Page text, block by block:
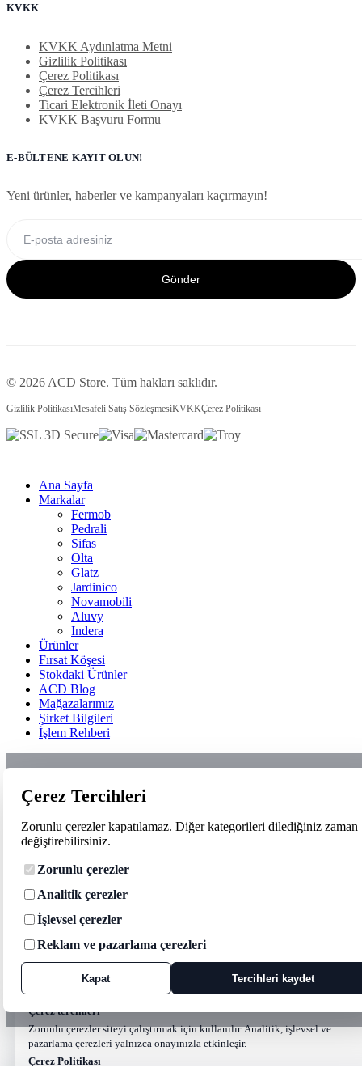
KVKK
KVKK Aydınlatma Metni
Gizlilik Politikası
Çerez Politikası
Çerez Tercihleri
Ticari Elektronik İleti Onayı
KVKK Başvuru Formu
E-BÜLTENE KAYIT OLUN!
Yeni ürünler, haberler ve kampanyaları kaçırmayın!
Gönder
© 2026 ACD Store. Tüm hakları saklıdır.
Gizlilik PolitikasıMesafeli Satış SözleşmesiKVKKÇerez Politikası
Ana Sayfa
Markalar
Fermob
Pedrali
Sifas
Olta
Glatz
Jardinico
Novamobili
Aluvy
Indera
Ürünler
Fırsat Köşesi
Stokdaki Ürünler
ACD Blog
Mağazalarımız
Şirket Bilgileri
İşlem Rehberi
Çerez tercihleri
Zorunlu çerezler siteyi çalıştırmak için kullanılır. Analitik, işlevsel ve
pazarlama çerezleri yalnızca onayınızla etkinleşir.
Çerez Politikası
Çerez Tercihleri
Zorunlu çerezler kapatılamaz. Diğer kategorileri dilediğiniz zaman
değiştirebilirsiniz.
Zorunlu çerezler
Analitik çerezler
İşlevsel çerezler
Reklam ve pazarlama çerezleri
Kapat Tercihleri kaydet